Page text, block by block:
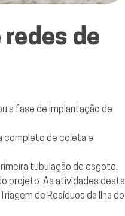
de
a fase de implantação de
completo de coleta e
tubulação de esgoto.
projeto. As atividades desta
de Resíduos da Ilha do